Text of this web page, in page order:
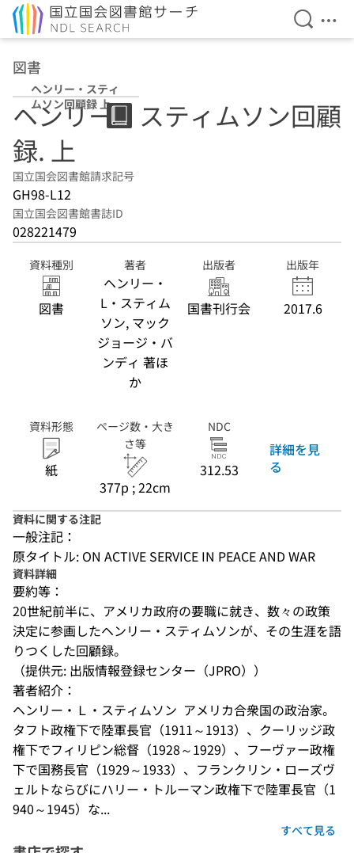
検索を
メ
図書
ヘンリー・スティ
ムソン回顧録 上
ヘンリー・スティムソン回顧
録. 上
国立国会図書館請求記号
GH98-L12
国立国会図書館書誌ID
028221479
資料種別
図書
著者
ヘンリー・
L・スティム
ソン, マック
ジョージ・バ
ンディ 著ほ
か
出版者
国書刊行会
出版年
2017.6
資料形態
紙
ページ数・大き
さ等
377p ; 22cm
NDC
312.53
詳細を見
る
資料に関する注記
一般注記：
原タイトル: ON ACTIVE SERVICE IN PEACE AND WAR
資料詳細
要約等：
20世紀前半に、アメリカ政府の要職に就き、数々の政策
決定に参画したヘンリー・スティムソンが、その生涯を語
りつくした回顧録。
（提供元: 出版情報登録センター（JPRO））
著者紹介：
ヘンリー・Ｌ・スティムソン  アメリカ合衆国の政治家。
タフト政権下で陸軍長官（1911～1913）、クーリッジ政
権下でフィリピン総督（1928～1929）、フーヴァー政権
下で国務長官（1929～1933）、フランクリン・ローズヴ
ェルトならびにハリー・トルーマン政権下で陸軍長官（1
940～1945）な...
すべて見る